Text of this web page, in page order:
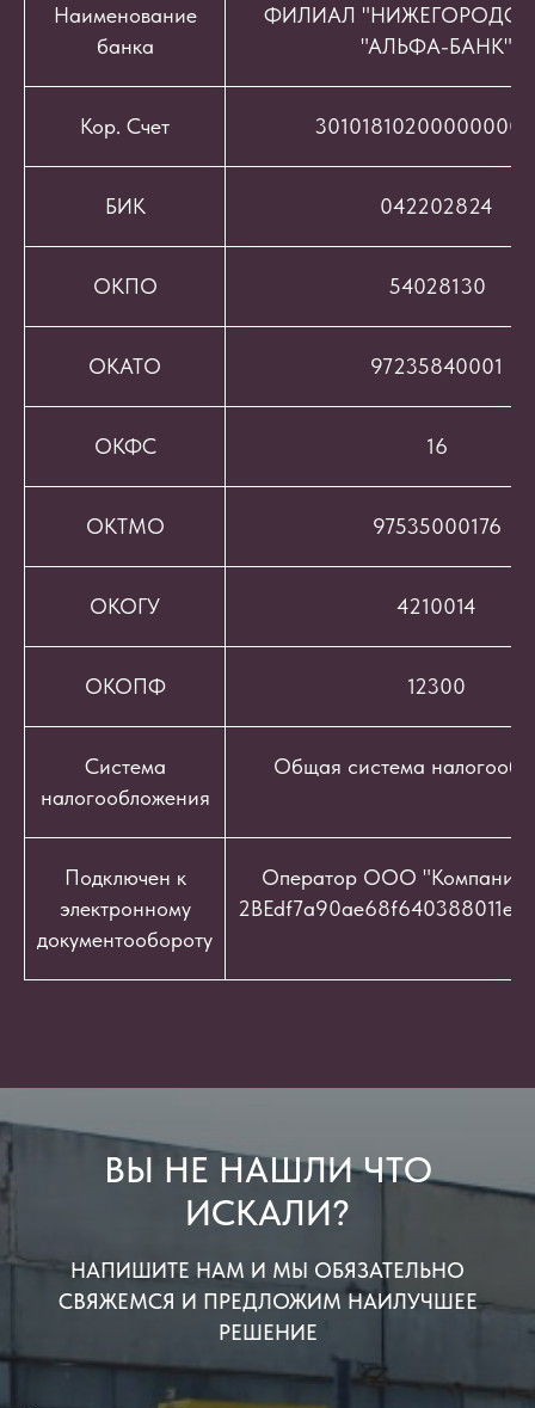
Наименование
банка
ФИЛИАЛ
"АЛЬФА-БАНК"
Кор. Счет
БИК 042202824
ОКПО 54028130
ОКАТО 97235840001
ОКФС 16
ОКТМО 97535000176
ОКОГУ 4210014
ОКОПФ 12300
Система
налогообложения
Общая система
Подключен к
электронному
документообороту
Оператор ООО "Компания
ВЫ НЕ НАШЛИ ЧТО
ИСКАЛИ?
НАПИШИТЕ НАМ И МЫ ОБЯЗАТЕЛЬНО
СВЯЖЕМСЯ И ПРЕДЛОЖИМ НАИЛУЧШЕЕ
РЕШЕНИЕ